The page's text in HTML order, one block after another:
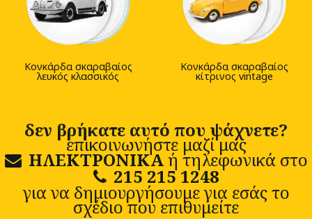
Κονκάρδα σκαραβαίος
λευκός κλασσικός
Κονκάρδα σκαραβαίος
κίτρινος vintage
δεν βρήκατε αυτό που ψάχνετε?
επικοινωνήστε μαζί μας
ΗΛΕΚΤΡΟΝΙΚΑή τηλεφωνικά στο
215 215 1248
για να δημιουργήσουμε για εσάς το
σχέδιο που επιθυμείτε